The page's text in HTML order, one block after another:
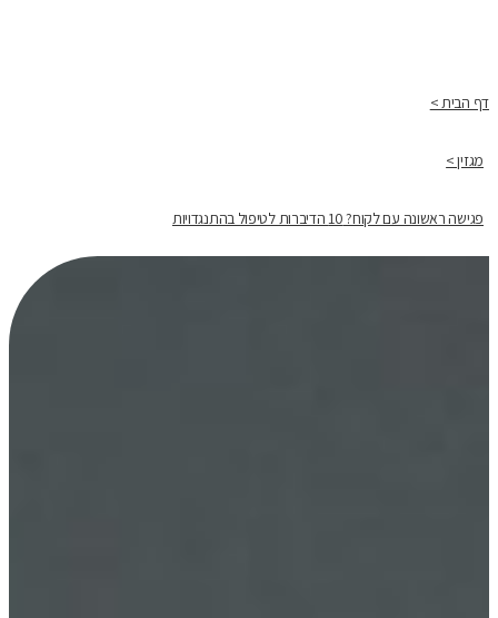
דף הבית >
מגזין >
פגישה ראשונה עם לקוח? 10 הדיברות לטיפול בהתנגדויות